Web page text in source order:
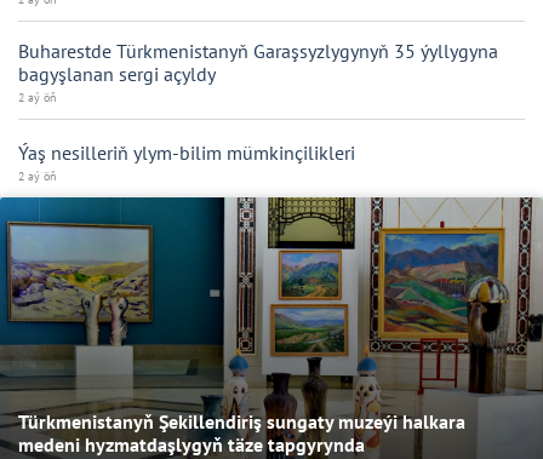
Buharestde Türkmenistanyň Garaşsyzlygynyň 35 ýyllygyna
bagyşlanan sergi açyldy
2 aý öň
Ýaş nesilleriň ylym-bilim mümkinçilikleri
2 aý öň
Türkmenistanyň Şekillendiriş sungaty muzeýi halkara
medeni hyzmatdaşlygyň täze tapgyrynda